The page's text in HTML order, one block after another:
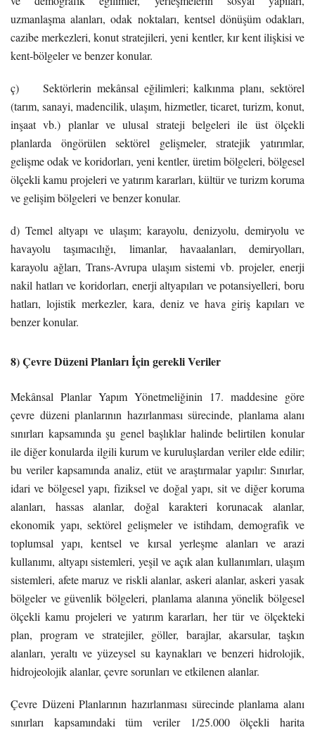
uzmanlaşma alanları, odak noktaları, kentsel dönüşüm odakları,
cazibe merkezleri, konut stratejileri, yeni kentler, kır kent ilişkisi ve
kent-bölgeler ve benzer konular.
ç) Sektörlerin mekânsal eğilimleri; kalkınma planı, sektörel
(tarım, sanayi, madencilik, ulaşım, hizmetler, ticaret, turizm, konut,
inşaat vb.) planlar ve ulusal strateji belgeleri ile üst ölçekli
planlarda öngörülen sektörel gelişmeler, stratejik yatırımlar,
gelişme odak ve koridorları, yeni kentler, üretim bölgeleri, bölgesel
ölçekli kamu projeleri ve yatırım kararları, kültür ve turizm koruma
ve gelişim bölgeleri ve benzer konular.
d) Temel altyapı ve ulaşım; karayolu, denizyolu, demiryolu ve
havayolu taşımacılığı, limanlar, havaalanları, demiryolları,
karayolu ağları, Trans-Avrupa ulaşım sistemi vb. projeler, enerji
nakil hatları ve koridorları, enerji altyapıları ve potansiyelleri, boru
hatları, lojistik merkezler, kara, deniz ve hava giriş kapıları ve
benzer konular.
8) Çevre Düzeni Planları İçin gerekli Veriler
Mekânsal Planlar Yapım Yönetmeliğinin 17. maddesine göre
çevre düzeni planlarının hazırlanması sürecinde, planlama alanı
sınırları kapsamında şu genel başlıklar halinde belirtilen konular
ile diğer konularda ilgili kurum ve kuruluşlardan veriler elde edilir;
bu veriler kapsamında analiz, etüt ve araştırmalar yapılır: Sınırlar,
idari ve bölgesel yapı, fiziksel ve doğal yapı, sit ve diğer koruma
alanları, hassas alanlar, doğal karakteri korunacak alanlar,
ekonomik yapı, sektörel gelişmeler ve istihdam, demografik ve
toplumsal yapı, kentsel ve kırsal yerleşme alanları ve arazi
kullanımı, altyapı sistemleri, yeşil ve açık alan kullanımları, ulaşım
sistemleri, afete maruz ve riskli alanlar, askeri alanlar, askeri yasak
bölgeler ve güvenlik bölgeleri, planlama alanına yönelik bölgesel
ölçekli kamu projeleri ve yatırım kararları, her tür ve ölçekteki
plan, program ve stratejiler, göller, barajlar, akarsular, taşkın
alanları, yeraltı ve yüzeysel su kaynakları ve benzeri hidrolojik,
hidrojeolojik alanlar, çevre sorunları ve etkilenen alanlar.
Çevre Düzeni Planlarının hazırlanması sürecinde planlama alanı
sınırları kapsamındaki tüm veriler 1/25.000 ölçekli harita